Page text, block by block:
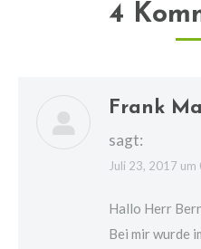
4
Frank
sagt:
Juli 23, 2017
Hallo Herr
Bei mir wurde